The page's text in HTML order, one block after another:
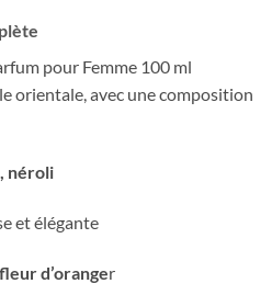
pour Femme 100 ml
orientale, avec une composition
néroli
et élégante
d’oranger